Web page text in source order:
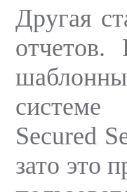
Другая
Secured
зато это